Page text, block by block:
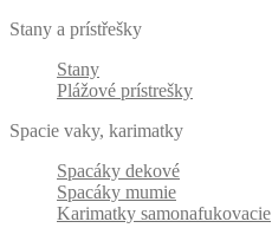
Stany a prístřešky
Stany
Plážové prístrešky
Spacie vaky, karimatky
Spacáky dekové
Spacáky mumie
Karimatky samonafukovacie